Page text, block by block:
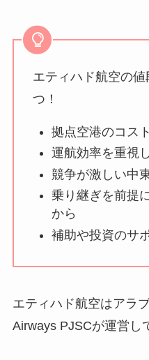
エティハド航空の
つ！
拠点空港のコス
運航効率を重視
競争が激しい中
乗り継ぎを前提
から
補助や投資のサ
エティハド航空はアラ
Airways PJSCが運営し